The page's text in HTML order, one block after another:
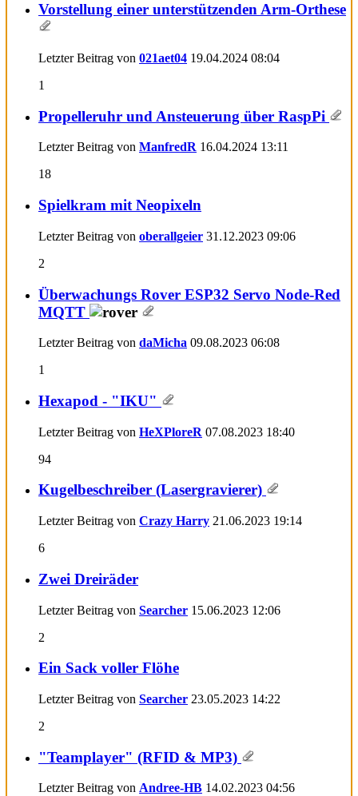
Vorstellung einer unterstützenden Arm-Orthese
Letzter Beitrag von 021aet04 19.04.2024 08:04
1
Propelleruhr und Ansteuerung über RaspPi
Letzter Beitrag von ManfredR 16.04.2024 13:11
18
Spielkram mit Neopixeln
Letzter Beitrag von oberallgeier 31.12.2023 09:06
2
Überwachungs Rover ESP32 Servo Node-Red
MQTT
Letzter Beitrag von daMicha 09.08.2023 06:08
1
Hexapod - "IKU"
Letzter Beitrag von HeXPloreR 07.08.2023 18:40
94
Kugelbeschreiber (Lasergravierer)
Letzter Beitrag von Crazy Harry 21.06.2023 19:14
6
Zwei Dreiräder
Letzter Beitrag von Searcher 15.06.2023 12:06
2
Ein Sack voller Flöhe
Letzter Beitrag von Searcher 23.05.2023 14:22
2
"Teamplayer" (RFID & MP3)
Letzter Beitrag von Andree-HB 14.02.2023 04:56